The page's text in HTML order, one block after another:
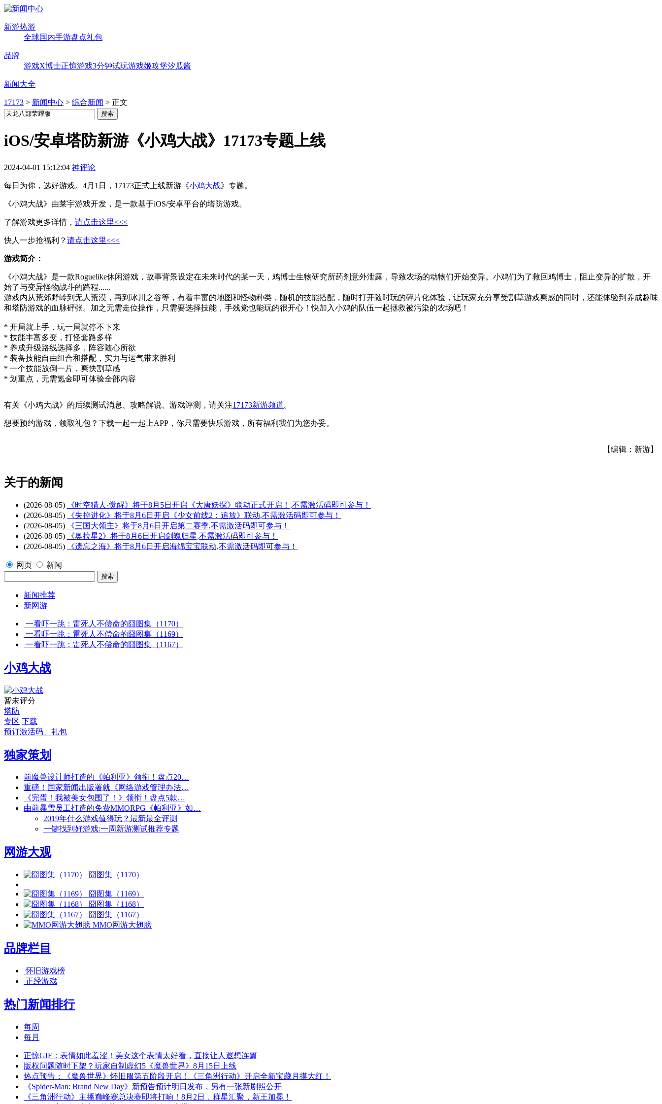
新游热游
全球国内手游盘点礼包
品牌
游戏X博士正惊游戏3分钟试玩游戏姬攻堡汐瓜酱
新闻大全
17173 > 新闻中心 > 综合新闻 > 正文
iOS/安卓塔防新游《小鸡大战》17173专题上线
2024-04-01 15:12:04 神评论
每日为你，选好游戏。4月1日，17173正式上线新游《小鸡大战》专题。
《小鸡大战》由莱宇游戏开发，是一款基于iOS/安卓平台的塔防游戏。
了解游戏更多详情， 请点击这里<<<
快人一步抢福利？ 请点击这里<<<
游戏简介：
《小鸡大战》是一款Roguelike休闲游戏，故事背景设定在未来时代的某一天，鸡博士生物研究所药剂意外泄露，导致农场的动物们开始变异。小鸡们为了救回鸡博士，阻止变异的扩散，开
始了与变异怪物战斗的路程......
游戏内从荒郊野岭到无人荒漠，再到冰川之谷等，有着丰富的地图和怪物种类，随机的技能搭配，随时打开随时玩的碎片化体验，让玩家充分享受割草游戏爽感的同时，还能体验到养成趣味
和塔防游戏的血脉砰张。加之无需走位操作，只需要选择技能，手残党也能玩的很开心！快加入小鸡的队伍一起拯救被污染的农场吧！
* 开局就上手，玩一局就停不下来
* 技能丰富多变，打怪套路多样
* 养成升级路线选择多，阵容随心所欲
* 装备技能自由组合和搭配，实力与运气带来胜利
* 一个技能放倒一片，爽快割草感
* 划重点，无需氪金即可体验全部内容
有关 《小鸡大战》 的后续测试消息、攻略解说、游戏评测，请关注17173新游频道。
想要预约游戏，领取礼包？下载一起一起上APP，你只需要快乐游戏，所有福利我们为您办妥。
【编辑：新游】
关于的新闻
(2026-08-05)
《时空猎人·觉醒》将于8月5日开启《大唐妖探》联动正式开启！,不需激活码即可参与！
(2026-08-05)
《失控进化》将于8月6日开启《少女前线2：追放》联动,不需激活码即可参与！
(2026-08-05)
《三国大领主》将于8月6日开启第二赛季,不需激活码即可参与！
(2026-08-05)
《奥拉星2》将于8月6日开启剑魄归星,不需激活码即可参与！
(2026-08-05)
《遗忘之海》将于8月6日开启海绵宝宝联动,不需激活码即可参与！
网页 新闻
新闻推荐
新网游
一看吓一跳：雷死人不偿命的囧图集（1170）
一看吓一跳：雷死人不偿命的囧图集（1169）
一看吓一跳：雷死人不偿命的囧图集（1167）
小鸡大战
暂未评分
塔防
专区 下载
预订激活码、礼包
独家策划
前魔兽设计师打造的《帕利亚》领衔！盘点20…
重磅！国家新闻出版署就《网络游戏管理办法…
《完蛋！我被美女包围了！》领衔！盘点5款…
由前暴雪员工打造的免费MMORPG《帕利亚》如…
2019年什么游戏值得玩？最新最全评测
一键找到好游戏:一周新游测试推荐专题
网游大观
囧图集（1170）
囧图集（1169）
囧图集（1168）
囧图集（1167）
MMO网游大翅膀
品牌栏目
怀旧游戏榜
正经游戏
热门新闻排行
每周
每月
正惊GIF：表情如此羞涩！美女这个表情太好看，直接让人遐想连篇
版权问题随时下架？玩家自制虚幻5《魔兽世界》8月15日上线
热点预告：《魔兽世界》怀旧服第五阶段开启！《三角洲行动》开启全新宝藏月摸大红！
《Spider-Man: Brand New Day》新预告预计明日发布，另有一张新剧照公开
《三角洲行动》主播巅峰赛总决赛即将打响！8月2日，群星汇聚，新王加冕！